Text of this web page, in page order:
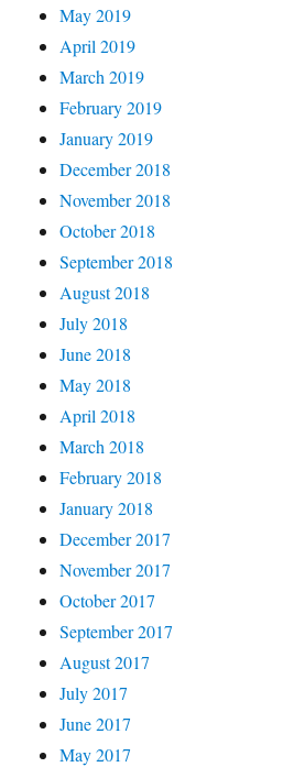
May 2019
April 2019
March 2019
February 2019
January 2019
December 2018
November 2018
October 2018
September 2018
August 2018
July 2018
June 2018
May 2018
April 2018
March 2018
February 2018
January 2018
December 2017
November 2017
October 2017
September 2017
August 2017
July 2017
June 2017
May 2017